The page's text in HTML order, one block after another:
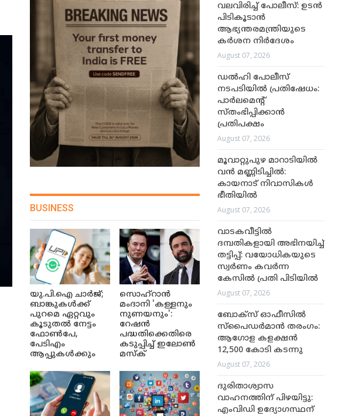
BUSINESS
യു.പി.ഐ ചാർജ്;
ബാങ്കുകൾക്ക്
പുറമെ ഏറ്റവും
കൂടുതൽ നേട്ടം
ഫോൺപേ,
പേടിഎം
ആപ്പുകൾക്കും
സൊഹ്റാൻ
മംദാനി 'കള്ളനും
നുണയനും':
റേഷൻ
പദ്ധതിക്കെതിരെ
കടുപ്പിച്ച് ഇലോൺ
മസ്ക്
വലവിരിച്ച് പോലീസ്: ഉടൻ
പിടികൂടാൻ
ആഭ്യന്തരമന്ത്രിയുടെ
കർശന നിർദേശം
August 07, 2026
ഡൽഹി പോലീസ്
നടപടിയിൽ പ്രതിഷേധം:
പാർലമെന്റ്
സ്തംഭിപ്പിക്കാൻ
പ്രതിപക്ഷം
August 07, 2026
മൂവാറ്റുപുഴ മാറാടിയിൽ
വൻ മണ്ണിടിച്ചിൽ:
കായനാട് നിവാസികൾ
ഭീതിയിൽ
August 07, 2026
വാടകവീട്ടിൽ
ദമ്പതികളായി അഭിനയിച്ച്
തട്ടിപ്പ്: വയോധികയുടെ
സ്വർണം കവർന്ന
കേസിൽ പ്രതി പിടിയിൽ
August 07, 2026
ബോക്സ് ഓഫീസിൽ
സ്പൈഡർമാൻ തരംഗം:
ആഗോള കളക്ഷൻ
12,500 കോടി കടന്നു
August 07, 2026
ദുരിതാശ്വാസ
വാഹനത്തിന് പിഴയിട്ടു:
എംവിഡി ഉദ്യോഗസ്ഥന്